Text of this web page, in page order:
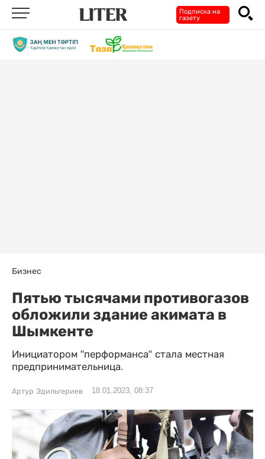
Подписка на
газету
Бизнес
Пятью тысячами противогазов
обложили здание акимата в
Шымкенте
Инициатором "перформанса" стала местная
предпринимательница.
Артур Эдильгериев 18.01.2023, 08:37